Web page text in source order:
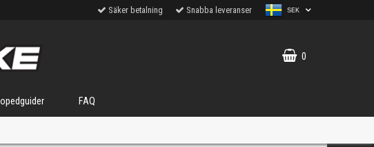
Säker betalning Snabba leveranser SEK
0
FAQ